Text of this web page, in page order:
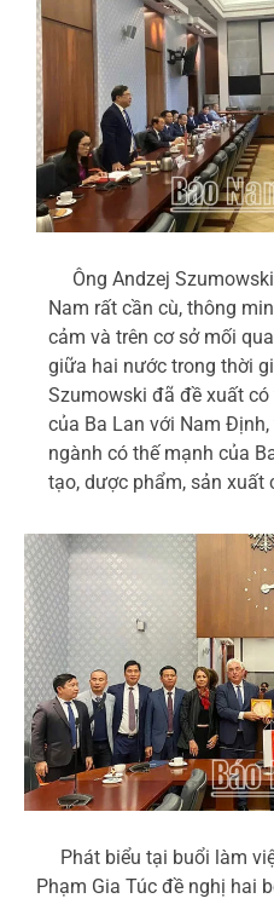
Ông Andzej
Nam rất cần cù, thông
cảm và trên cơ sở mối
giữa hai nước trong thời
Szumowski đã đề xuất
của Ba Lan với Nam
ngành có thế mạnh của
tạo, dược phẩm, sản xuất
Phát biểu tại buổi làm
Phạm Gia Túc đề nghị hai